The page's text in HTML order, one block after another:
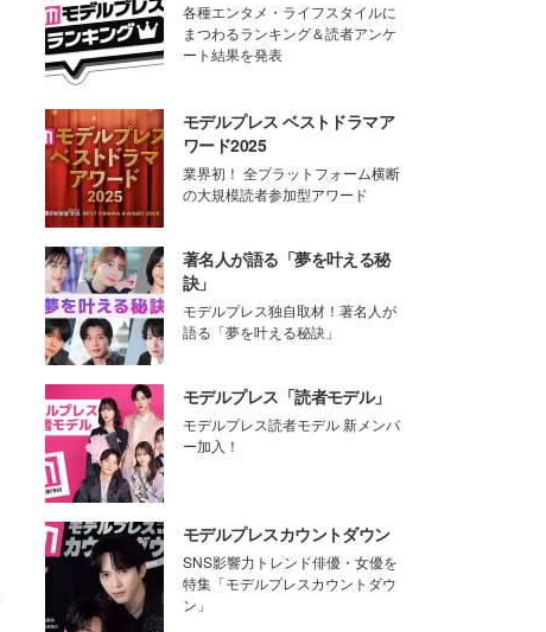
各種エンタメ・ライフスタイルに
まつわるランキング＆読者アンケ
ート結果を発表
モデルプレス ベストドラマア
ワード2025
業界初！ 全プラットフォーム横断
の大規模読者参加型アワード
著名人が語る「夢を叶える秘
訣」
モデルプレス独自取材！著名人が
語る「夢を叶える秘訣」
モデルプレス「読者モデル」
モデルプレス読者モデル 新メンバ
ー加入！
モデルプレスカウントダウン
SNS影響力トレンド俳優・女優を
特集「モデルプレスカウントダウ
ン」